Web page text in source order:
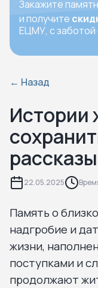
Закажите
и получите
ЕЦМУ, с заботой
← Назад
Истории
22.05.2025
Память о
надгробие и
жизни,
поступками и
продолжают